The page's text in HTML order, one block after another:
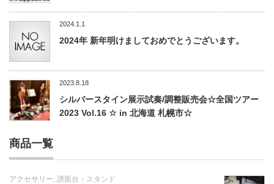
2024.1.1
2024年 新年明けましておめでとうございます。
2023.8.18
シルバースタイン展示試奏/調整販売会☆全国ツアー
2023 Vol.16 ☆ in 北海道 札幌市☆
商品一覧
アクセサリー 譜面台・スタンド